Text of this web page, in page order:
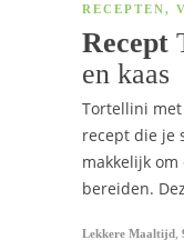
RECEPTEN,
Recept
en kaas
Tortellini met
recept die je
makkelijk
bereiden.
Lekkere Maaltijd